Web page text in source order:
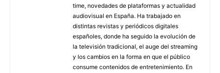
time, novedades de plataformas y actualidad
audiovisual en España. Ha trabajado en
distintas revistas y periódicos digitales
españoles, donde ha seguido la evolución de
la televisión tradicional, el auge del streaming
y los cambios en la forma en que el público
consume contenidos de entretenimiento. En